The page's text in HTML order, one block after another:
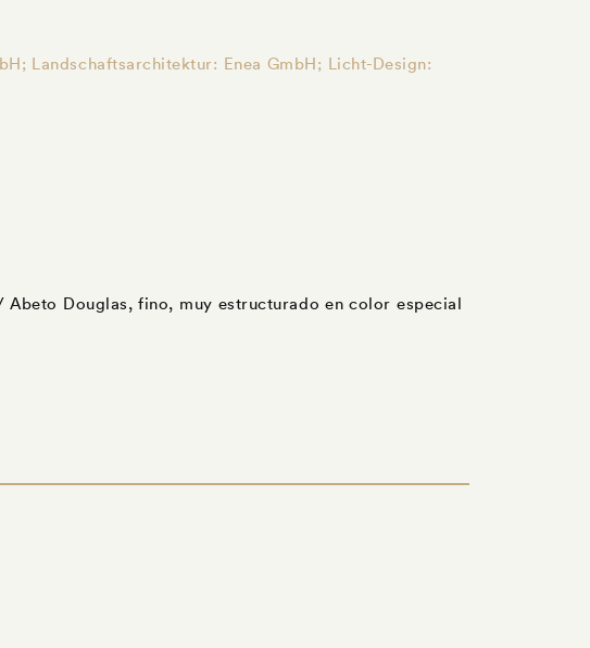
Landschaftsarchitektur: Enea GmbH; Licht-Design:
Douglas, fino, muy estructurado en color especial